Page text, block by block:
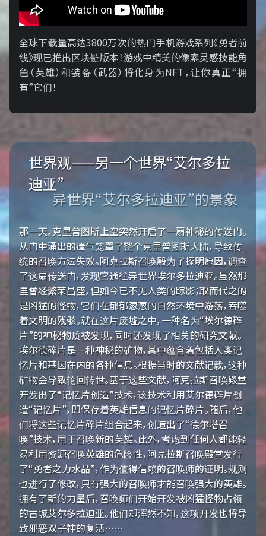
全球下载量高达3800万次的热门手机游戏系列《勇者前
线》现已推出区块链版本！游戏中精美的像素灵感技能角
色（英雄）和装备（武器）将化身为NFT，让你真正“拥
有”它们！
世界观——另一个世界“艾尔多拉
迪亚”
异世界“艾尔多拉迪亚”的景象
那一天，克里普图斯上空突然开启了一扇神秘的传送门。
从门中涌出的瘴气笼罩了整个克里普图斯大陆，导致传
统的召唤方法失效。阿克拉斯召唤殿为了探明原因，调查
了这扇传送门，发现它通往异世界埃尔多拉迪亚。虽然那
里曾经繁荣昌盛，但如今已不见人类的踪影；取而代之的
是凶猛的怪物，它们在郁郁葱葱的自然环境中游荡，吞噬
着文明的残骸。就在这片废墟之中，一种名为“埃尔德碎
片”的神秘物质被发现，同时还发现了相关的研究文献。
埃尔德碎片是一种神秘的矿物，其中蕴含着包括人类记
忆片和基因在内的各种信息。根据当时的文献记载，这种
矿物会导致轮回转世。基于这些文献，阿克拉斯召唤殿堂
开发出了“记忆片创造”技术，该技术利用艾尔德碎片创
造“记忆片”，即保存着英雄信息的记忆片碎片。随后，他
们将这些记忆片碎片组合起来，创造出了“德尔塔召
唤”技术，用于召唤新的英雄。此外，考虑到任何人都能轻
易利用资源召唤英雄的危险性，阿克拉斯召唤殿堂发行
了“勇者之力水晶”，作为值得信赖的召唤师的证明。规则
也进行了修改，只有强大的召唤师才能召唤强大的英雄。
拥有了新的力量后，召唤师们开始开发被凶猛怪物占领
的古城艾尔多拉迪亚。他们却浑然不知，这项开发也将导
致邪恶双子神的复活……